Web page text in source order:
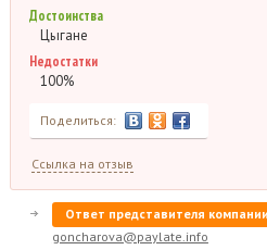
Достоинства
Цыгане
Недостатки
100%
Поделиться:
Ссылка на отзыв
Ответ представителя
goncharova@paylate.info